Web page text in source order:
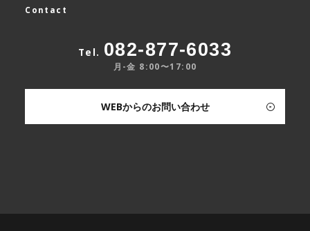
Contact
Tel. 082-877-6033
月-金 8:00〜17:00
WEBからのお問い合わせ